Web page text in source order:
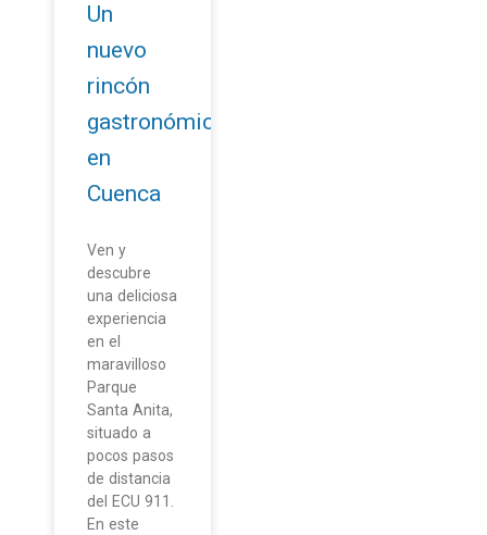
Un
nuevo
rincón
gastronómico
en
Cuenca
Ven y
descubre
una deliciosa
experiencia
en el
maravilloso
Parque
Santa Anita,
situado a
pocos pasos
de distancia
del ECU 911.
En este